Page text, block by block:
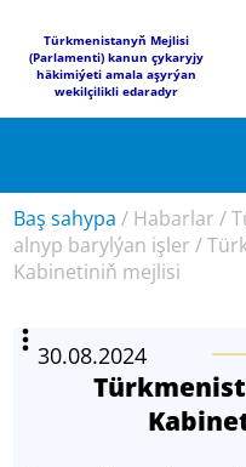
Türkmenistanyň Mejlisi
(Parlamenti) kanun çykaryjy
häkimiýeti amala aşyrýan
wekilçilikli edaradyr
Baş sahypa / Habarlar /
alnyp barylýan işler /
Kabinetiniň mejlisi
30.08.2024